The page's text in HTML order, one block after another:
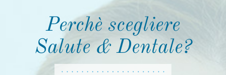
Perchè scegliere
Salute & Dentale?